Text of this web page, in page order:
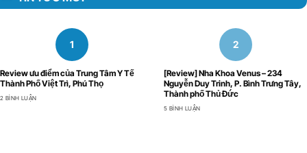
Review ưu điểm của Trung Tâm Y Tế
Thành Phố Việt Trì, Phú Thọ
2 BÌNH LUẬN
[Review] Nha Khoa Venus – 234
Nguyễn Duy Trinh, P. Bình Trưng Tây,
Thành phố Thủ Đức
5 BÌNH LUẬN